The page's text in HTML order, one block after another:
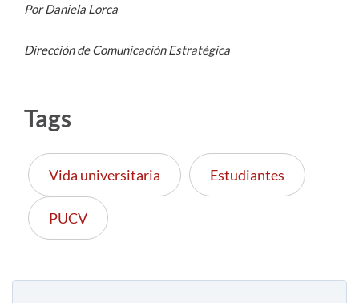
Por Daniela Lorca
Dirección de Comunicación Estratégica
Tags
Vida universitaria Estudiantes
PUCV